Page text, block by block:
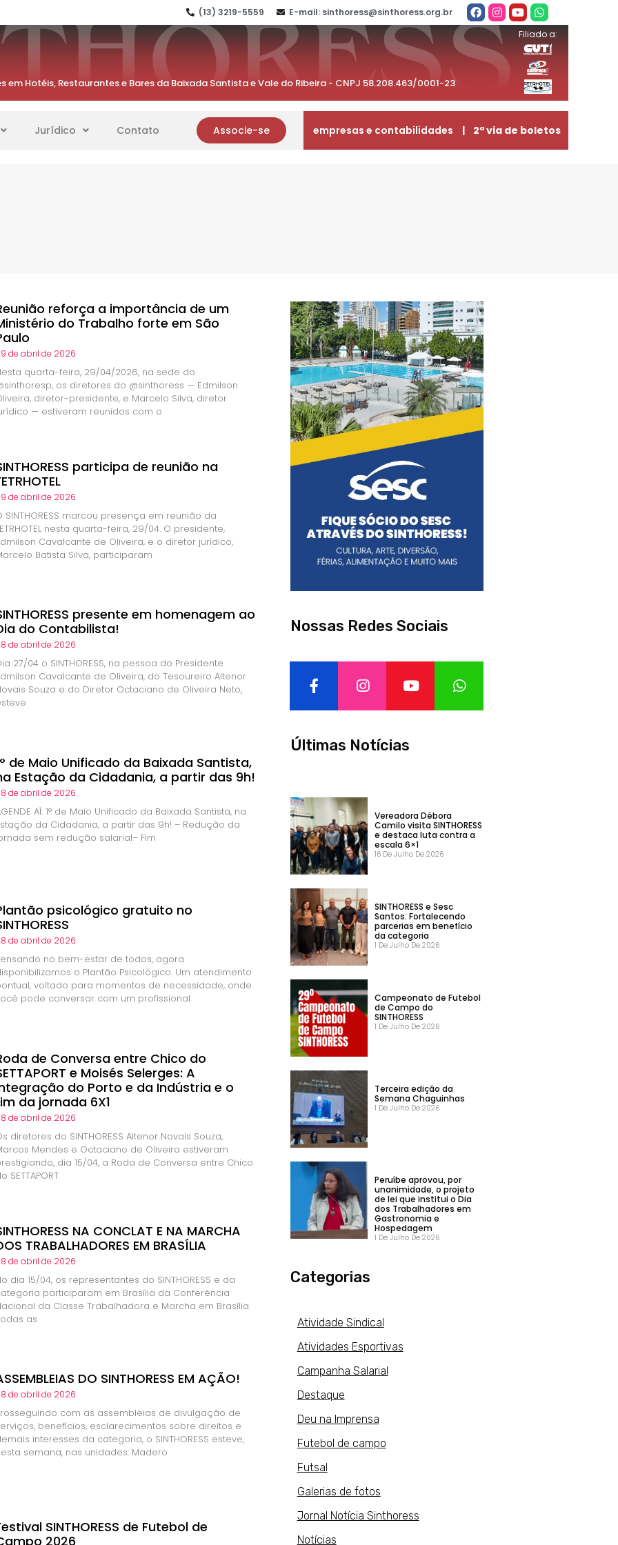
(13) 3219-5559 E-mail: sinthoress@sinthoress.org.br
Hotéis, Restaurantes e Bares da Baixada Santista e Vale do Ribeira - CNPJ 58.208.463/0001-23
Filiado a:
Jurídico Contato Associe-se empresas e contabilidades | 2ª via de boletos
reforça a importância de um
do Trabalho forte em São
de abril de 2026
quarta-feira, 29/04/2026, na sede do
os diretores do @sinthoress — Edmilson
diretor-presidente, e Marcelo Silva, diretor
— estiveram reunidos com o
participa de reunião na
de abril de 2026
SINTHORESS marcou presença em reunião da
nesta quarta-feira, 29/04. O presidente,
Cavalcante de Oliveira, e o diretor jurídico,
Batista Silva, participaram
presente em homenagem ao
do Contabilista!
de abril de 2026
27/04 o SINTHORESS, na pessoa do Presidente
Cavalcante de Oliveira, do Tesoureiro Altenor
Souza e do Diretor Octaciano de Oliveira Neto,
de Maio Unificado da Baixada Santista,
Estação da Cidadania, a partir das 9h!
de abril de 2026
AÍ: 1° de Maio Unificado da Baixada Santista, na
da Cidadania, a partir das 9h! – Redução da
sem redução salarial– Fim
psicológico gratuito no
de abril de 2026
no bem-estar de todos, agora
o Plantão Psicológico. Um atendimento
voltado para momentos de necessidade, onde
pode conversar com um profissional
de Conversa entre Chico do
e Moisés Selerges: A
do Porto e da Indústria e o
da jornada 6X1
de abril de 2026
diretores do SINTHORESS Altenor Novais Souza,
Mendes e Octaciano de Oliveira estiveram
dia 15/04, a Roda de Conversa entre Chico
SETTAPORT
NA CONCLAT E NA MARCHA
TRABALHADORES EM BRASÍLIA
de abril de 2026
dia 15/04, os representantes do SINTHORESS e da
participaram em Brasília da Conferência
da Classe Trabalhadora e Marcha em Brasília.
as
DO SINTHORESS EM AÇÃO!
de abril de 2026
com as assembleias de divulgação de
benefícios, esclarecimentos sobre direitos e
interesses da categoria, o SINTHORESS esteve,
semana, nas unidades: Madero
SINTHORESS de Futebol de
2026
Nossas Redes Sociais
Últimas Notícias
Vereadora Débora
Camilo visita SINTHORESS
e destaca luta contra a
escala 6×1
16 De Julho De 2026
SINTHORESS e Sesc
Santos: Fortalecendo
parcerias em benefício
da categoria
1 De Julho De 2026
Campeonato de Futebol
de Campo do
SINTHORESS
1 De Julho De 2026
Terceira edição da
Semana Chaguinhas
1 De Julho De 2026
Peruíbe aprovou, por
unanimidade, o projeto
de lei que institui o Dia
dos Trabalhadores em
Gastronomia e
Hospedagem
1 De Julho De 2026
Categorias
Atividade Sindical
Atividades Esportivas
Campanha Salarial
Destaque
Deu na Imprensa
Futebol de campo
Futsal
Galerias de fotos
Jornal Notícia Sinthoress
Notícias